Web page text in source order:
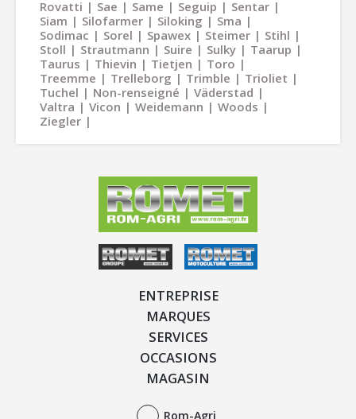
Rovatti
Sae Same Seguip
Sentar
Siam
Silofarmer Siloking
Sma
Sodimac
Sorel Spawex Steimer
Stihl
Stoll
Strautmann Suire Sulky
Taarup
Taurus
Thievin Tietjen
Toro
Treemme
Trelleborg Trimble
Trioliet
Tuchel
Non-renseigné
Väderstad
Valtra
Vicon Weidemann
Woods
Ziegler
ENTREPRISE
MARQUES
SERVICES
OCCASIONS
MAGASIN
Rom-Agri